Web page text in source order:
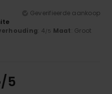
Geverifieerde aankoop
: 4/5 Maat: Groot
/5